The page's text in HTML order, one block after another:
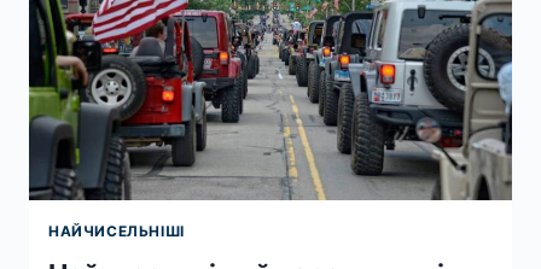
НАЙЧИСЕЛЬНІШІ